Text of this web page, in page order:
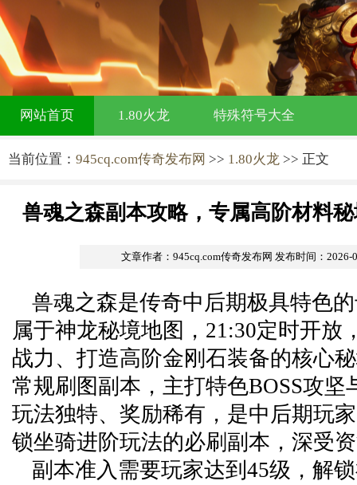
网站首页 1.80火龙 特殊符号大全
当前位置： 945cq.com传奇发布网 >> 1.80火龙 >> 正文
兽魂之森副本攻略，专属高阶材料
文章作者：945cq.com传奇发布网 发布时间：2026-
兽魂之森是传奇中后期极具特色
属于神龙秘境地图，21:30定时开放
战力、打造高阶金刚石装备的核心
常规刷图副本，主打特色BOSS攻坚
玩法独特、奖励稀有，是中后期玩
锁坐骑进阶玩法的必刷副本，深受
副本准入需要玩家达到45级，解